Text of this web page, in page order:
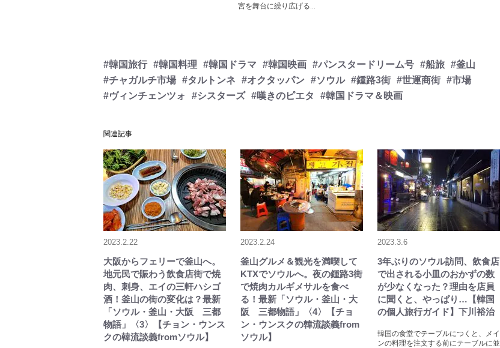
宮を舞台に繰り広げる...
#韓国旅行 #韓国料理 #韓国ドラマ #韓国映画 #パンスタードリーム号 #船旅 #釜山
#チャガルチ市場 #タルトンネ #オクタッパン #ソウル #鍾路3街 #世運商街 #市場
#ヴィンチェンツォ
#シスターズ #嘆きのピエタ #韓国ドラマ＆映画
関連記事
2023.2.22
大阪からフェリーで釜山へ。
地元民で賑わう飲食店街で焼
肉、刺身、エイの三軒ハシゴ
酒！釜山の街の変化は？最新
「ソウル・釜山・大阪 三都
物語」〈3〉【チョン・ウンス
クの韓流談義fromソウル】
2023.2.24
釜山グルメ＆観光を満喫して
KTXでソウルへ。夜の鍾路3街
で焼肉カルギメサルを食べ
る！最新「ソウル・釜山・大
阪 三都物語」〈4〉【チョ
ン・ウンスクの韓流談義from
ソウル】
2023.3.6
3年ぶりのソウル訪問、飲食店
で出される小皿のおかずの数
が少なくなった？理由を店員
に聞くと、やっぱり…【韓国
の個人旅行ガイド】下川裕治
韓国の食堂でテーブルにつくと、メイ
ンの料理を注文する前にテーブルに並